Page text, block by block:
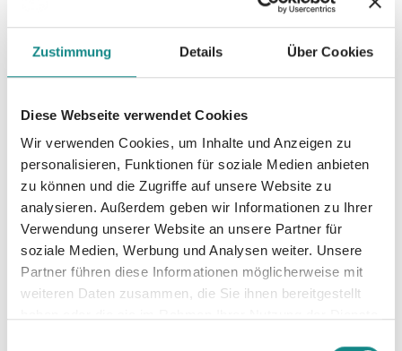
Zustimmung Details Über Cookies
Diese Webseite verwendet Cookies
Wir verwenden Cookies, um Inhalte und Anzeigen zu
personalisieren, Funktionen für soziale Medien anbieten
zu können und die Zugriffe auf unsere Website zu
analysieren. Außerdem geben wir Informationen zu Ihrer
Verwendung unserer Website an unsere Partner für
soziale Medien, Werbung und Analysen weiter. Unsere
Partner führen diese Informationen möglicherweise mit
weiteren Daten zusammen, die Sie ihnen bereitgestellt
sich, was uns gehört. Du gehörst uns. Also
werden wir dich zurückholen. Koste es, was
es wolle. ?Dark College. Bully Romance.
Reverse Harem.?Du willst nicht teilen. Sie
Kingston-University-Reihe?Alle Folgebände
handeln von denselben Hauptfiguren •
Enthält direkte Sprache und explizite Szenen
• Bitte verantwortungsvoll lesen • Weitere
Bände folgen